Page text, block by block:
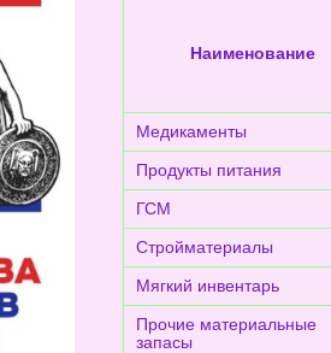
Наименование
Медикаменты
Продукты питания
ГСМ
Стройматериалы
Мягкий инвентарь
Прочие материальные
запасы